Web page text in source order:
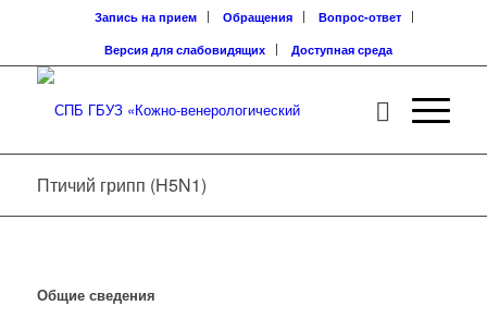
Запись на прием Обращения
Вопрос-ответ
Версия для слабовидящих
Доступная среда
Птичий грипп (H5N1)
Общие сведения